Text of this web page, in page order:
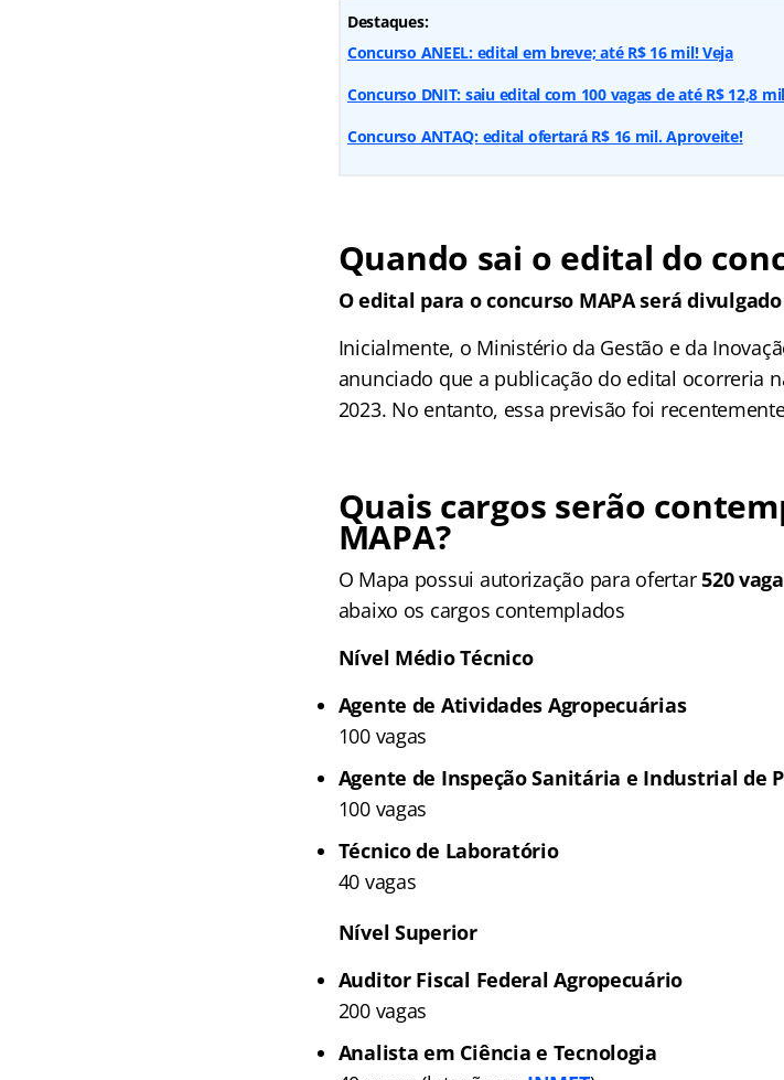
Destaques:
Concurso ANEEL: edital em breve; até R$ 16 mil! Veja
Concurso DNIT: saiu edital com 100 vagas de até R$ 12,8
Concurso ANTAQ: edital ofertará R$ 16 mil. Aproveite!
Quando sai o edital do
O edital para o concurso MAPA será
Inicialmente, o Ministério da Gestão e da
anunciado que a publicação do edital ocorreria
2023. No entanto, essa previsão foi
Quais cargos serão
MAPA?
O Mapa possui autorização para ofertar520
abaixo os cargos contemplados
Nível Médio Técnico
Agente de Atividades Agropecuárias
100 vagas
Agente de Inspeção Sanitária e Industrial de
100 vagas
Técnico de Laboratório
40 vagas
Nível Superior
Auditor Fiscal Federal Agropecuário
200 vagas
Analista em Ciência e Tecnologia